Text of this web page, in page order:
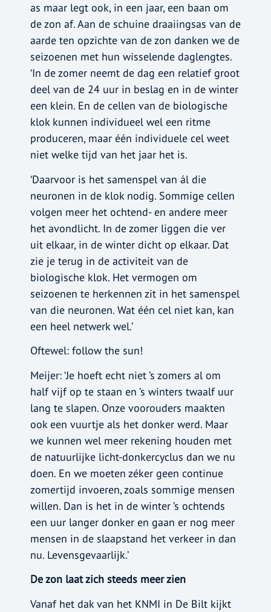
as maar legt ook, in een jaar, een baan om
de zon af. Aan de schuine draaiingsas van de
aarde ten opzichte van de zon danken we de
seizoenen met hun wisselende daglengtes.
‘In de zomer neemt de dag een relatief groot
deel van de 24 uur in beslag en in de winter
een klein. En de cellen van de biologische
klok kunnen individueel wel een ritme
produceren, maar één individuele cel weet
niet welke tijd van het jaar het is.
‘Daarvoor is het samenspel van ál die
neuronen in de klok nodig. Sommige cellen
volgen meer het ochtend- en andere meer
het avondlicht. In de zomer liggen die ver
uit elkaar, in de winter dicht op elkaar. Dat
zie je terug in de activiteit van de
biologische klok. Het vermogen om
seizoenen te herkennen zit in het samenspel
van die neuronen. Wat één cel niet kan, kan
een heel netwerk wel.’
Oftewel: follow the sun!
Meijer: ‘Je hoeft echt niet ’s zomers al om
half vijf op te staan en ’s winters twaalf uur
lang te slapen. Onze voorouders maakten
ook een vuurtje als het donker werd. Maar
we kunnen wel meer rekening houden met
de natuurlijke licht-donkercyclus dan we nu
doen. En we moeten zéker geen continue
zomertijd invoeren, zoals sommige mensen
willen. Dan is het in de winter ’s ochtends
een uur langer donker en gaan er nog meer
mensen in de slaapstand het verkeer in dan
nu. Levensgevaarlijk.’
De zon laat zich steeds meer zien
Vanaf het dak van het KNMI in De Bilt kijkt